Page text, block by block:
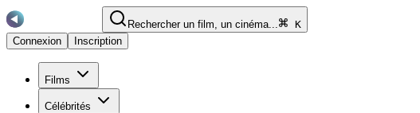
Rechercher un film, un cinéma...
K
Connexion
Inscription
Films
Célébrités